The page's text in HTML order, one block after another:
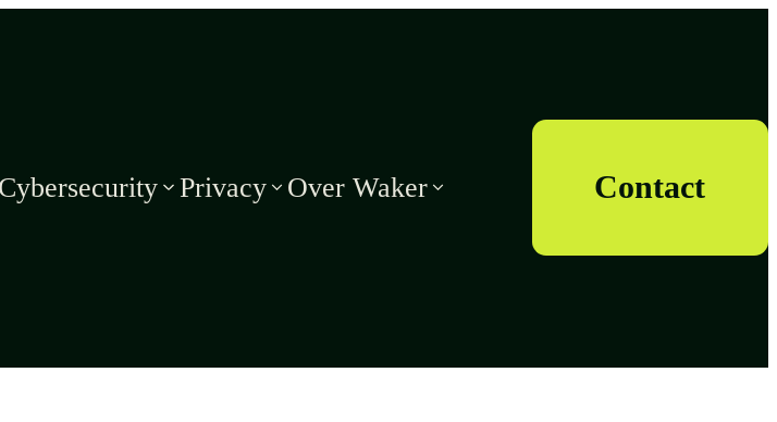
Cybersecurity Privacy Over Waker Contact